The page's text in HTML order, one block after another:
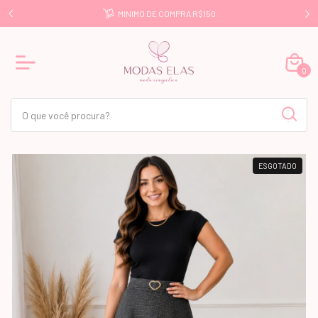
R$499 MINIMO DE COMPRA R$150
0
ESGOTADO